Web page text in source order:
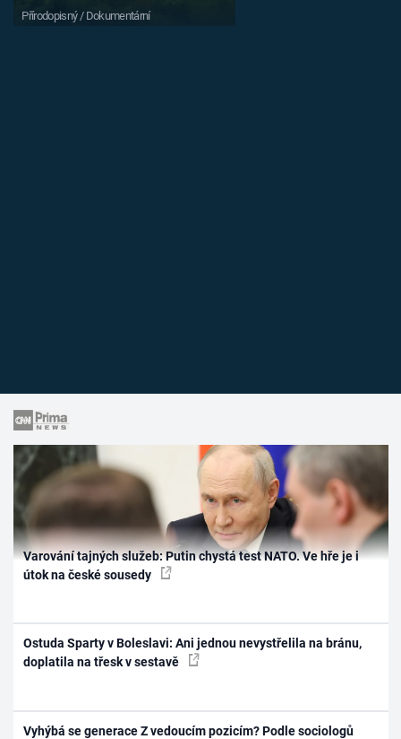
Přírodopisný / Dokumentární
Varování tajných služeb: Putin chystá test NATO. Ve hře je i
útok na české sousedy
Ostuda Sparty v Boleslavi: Ani jednou nevystřelila na bránu,
doplatila na třesk v sestavě
Vyhýbá se generace Z vedoucím pozicím? Podle sociologů